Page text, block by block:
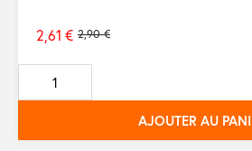
Prix
de
base
2,90 €
2,61 €
AJOUTER AU